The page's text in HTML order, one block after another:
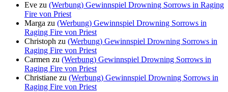
Eve zu (Werbung) Gewinnspiel Drowning Sorrows in Raging
Fire von Priest
Marga zu (Werbung) Gewinnspiel Drowning Sorrows in
Raging Fire von Priest
Christoph zu (Werbung) Gewinnspiel Drowning Sorrows in
Raging Fire von Priest
Carmen zu (Werbung) Gewinnspiel Drowning Sorrows in
Raging Fire von Priest
Christiane zu (Werbung) Gewinnspiel Drowning Sorrows in
Raging Fire von Priest